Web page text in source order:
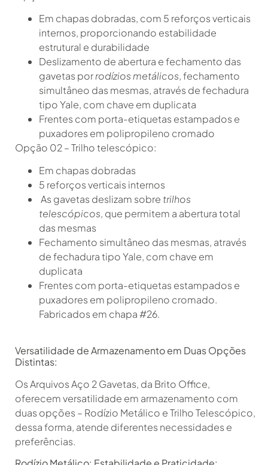
Em chapas dobradas, com 5 reforços verticais
internos, proporcionando estabilidade
estrutural e durabilidade
Deslizamento de abertura e fechamento das
gavetas porrodízios metálicos, fechamento
simultâneo das mesmas, através de fechadura
tipo Yale, com chave em duplicata
Frentes com porta-etiquetas estampados e
puxadores em polipropileno cromado
Opção 02 – Trilho telescópico:
Em chapas dobradas
5 reforços verticais internos
As gavetas deslizam sobre trilhos
telescópicos, que permitem a abertura total
das mesmas
Fechamento simultâneo das mesmas, através
de fechadura tipo Yale, com chave em
duplicata
Frentes com porta-etiquetas estampados e
puxadores em polipropileno cromado.
Fabricados em chapa #26.
Versatilidade de Armazenamento em Duas Opções
Distintas:
Os Arquivos Aço 2 Gavetas, da Brito Office,
oferecem versatilidade em armazenamento com
duas opções – Rodízio Metálico e Trilho Telescópico,
dessa forma, atende diferentes necessidades e
preferências.